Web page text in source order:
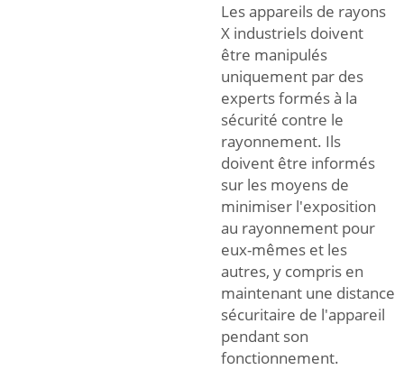
Les appareils de rayons
X industriels doivent
être manipulés
uniquement par des
experts formés à la
sécurité contre le
rayonnement. Ils
doivent être informés
sur les moyens de
minimiser l'exposition
au rayonnement pour
eux-mêmes et les
autres, y compris en
maintenant une distance
sécuritaire de l'appareil
pendant son
fonctionnement.